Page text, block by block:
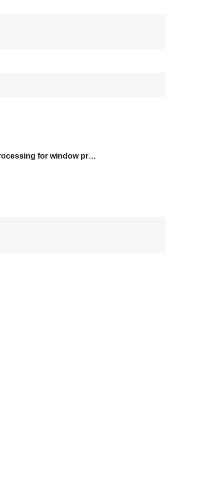
bending processing for window profiles